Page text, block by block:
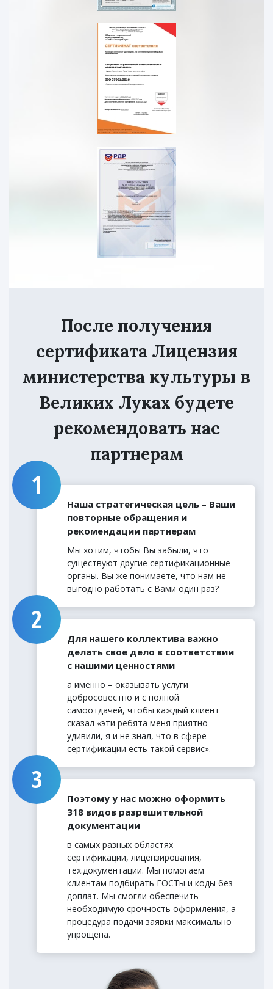
После получения
сертификата Лицензия
министерства культуры в
Великих Луках будете
рекомендовать нас
партнерам
Наша стратегическая цель – Ваши
повторные обращения и
рекомендации партнерам
Мы хотим, чтобы Вы забыли, что
существуют другие сертификационные
органы. Вы же понимаете, что нам не
выгодно работать с Вами один раз?
Для нашего коллектива важно
делать свое дело в соответствии
с нашими ценностями
а именно – оказывать услуги
добросовестно и с полной
самоотдачей, чтобы каждый клиент
сказал «эти ребята меня приятно
удивили, я и не знал, что в сфере
сертификации есть такой сервис».
Поэтому у нас можно оформить
318 видов разрешительной
документации
в самых разных областях
сертификации, лицензирования,
тех.документации. Мы помогаем
клиентам подбирать ГОСТы и коды без
доплат. Мы смогли обеспечить
необходимую срочность оформления, а
процедура подачи заявки максимально
упрощена.